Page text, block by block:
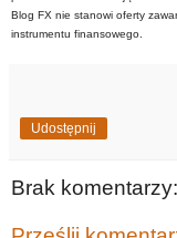
Blog FX nie stanowi oferty
instrumentu finansowego.
Udostępnij
Brak komentarzy: